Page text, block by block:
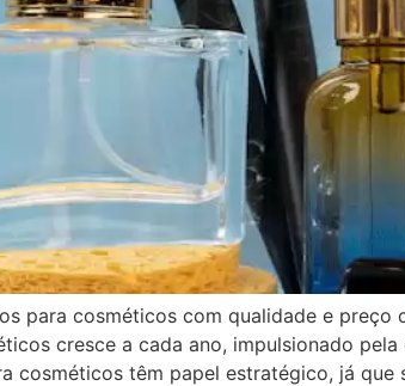
para cosméticos com qualidade e
cresce a cada ano, impulsionado
cosméticos têm papel estratégico, já